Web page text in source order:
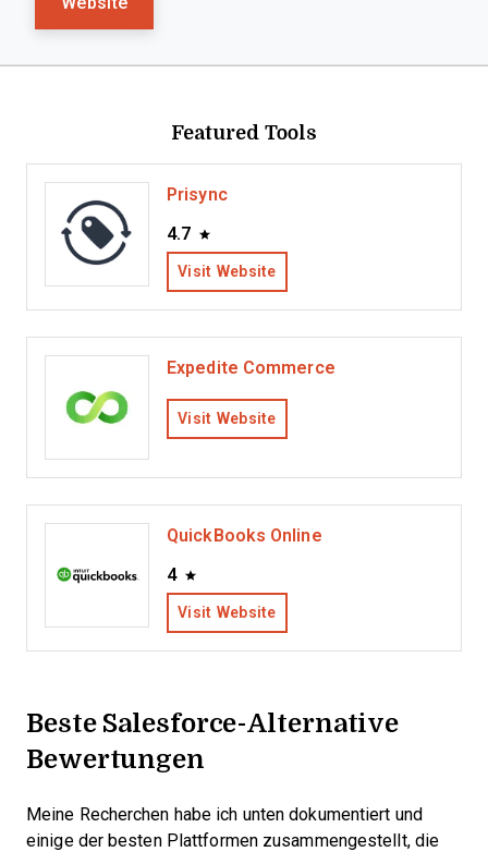
Featured Tools
Prisync
4.7
Visit Website
Expedite Commerce
Visit Website
QuickBooks Online
4
Visit Website
Beste Salesforce-Alternative
Bewertungen
Meine Recherchen habe ich unten dokumentiert und
einige der besten Plattformen zusammengestellt, die